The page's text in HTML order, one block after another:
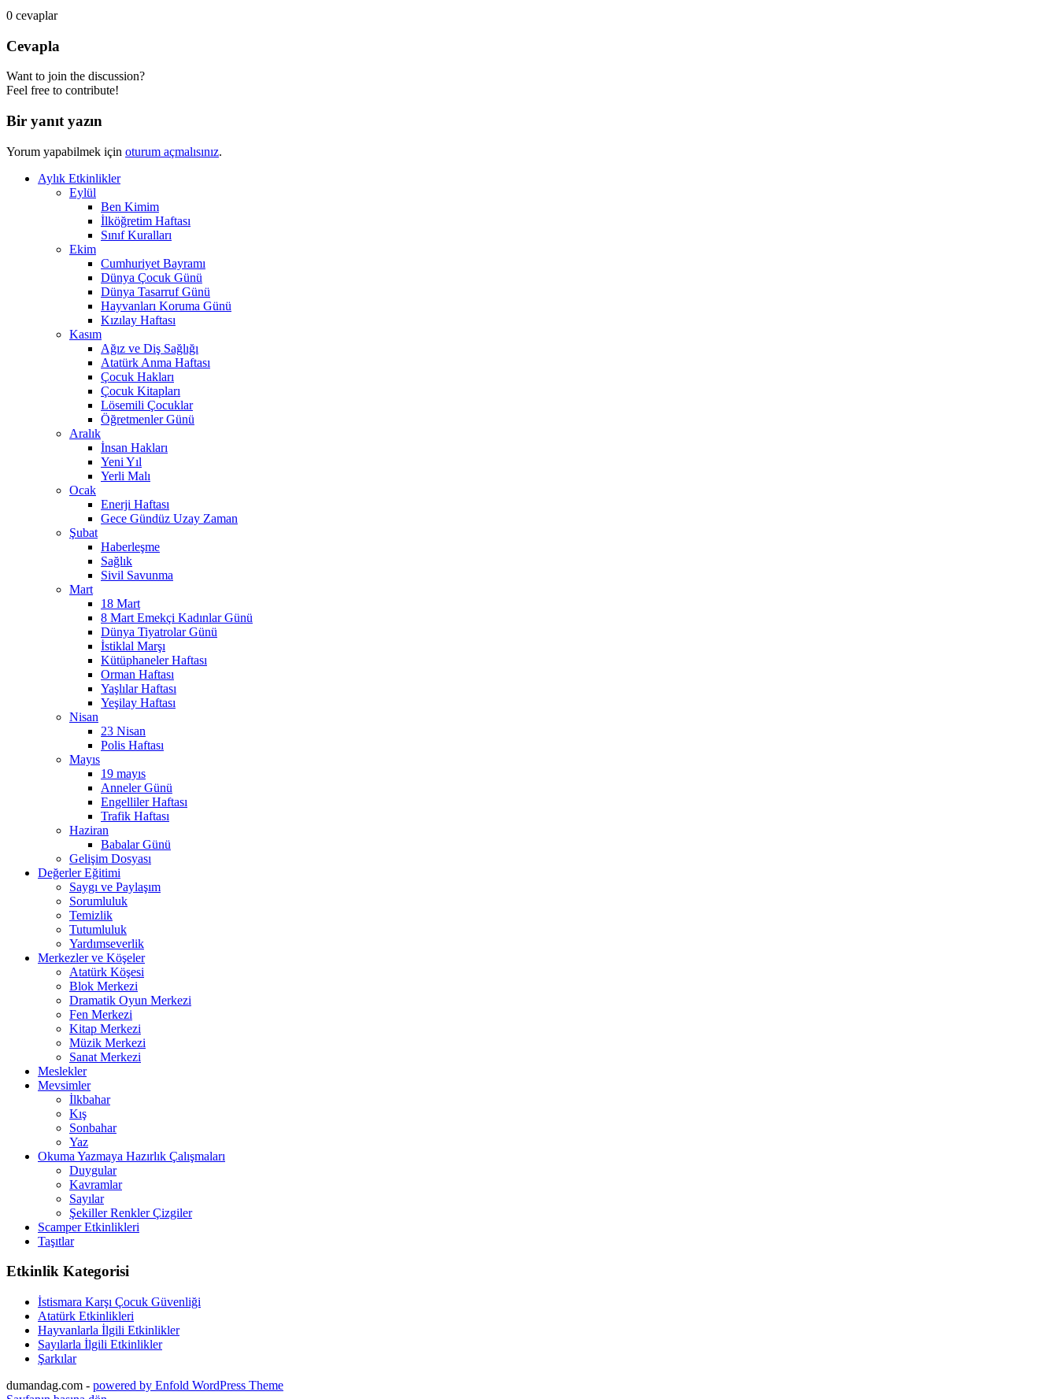
0 cevaplar
Cevapla
Want to join the discussion?
Feel free to contribute!
Bir yanıt yazın
Yorum yapabilmek için oturum açmalısınız.
Aylık Etkinlikler
Eylül
Ben Kimim
İlköğretim Haftası
Sınıf Kuralları
Ekim
Cumhuriyet Bayramı
Dünya Çocuk Günü
Dünya Tasarruf Günü
Hayvanları Koruma Günü
Kızılay Haftası
Kasım
Ağız ve Diş Sağlığı
Atatürk Anma Haftası
Çocuk Hakları
Çocuk Kitapları
Lösemili Çocuklar
Öğretmenler Günü
Aralık
İnsan Hakları
Yeni Yıl
Yerli Malı
Ocak
Enerji Haftası
Gece Gündüz Uzay Zaman
Şubat
Haberleşme
Sağlık
Sivil Savunma
Mart
18 Mart
8 Mart Emekçi Kadınlar Günü
Dünya Tiyatrolar Günü
İstiklal Marşı
Kütüphaneler Haftası
Orman Haftası
Yaşlılar Haftası
Yeşilay Haftası
Nisan
23 Nisan
Polis Haftası
Mayıs
19 mayıs
Anneler Günü
Engelliler Haftası
Trafik Haftası
Haziran
Babalar Günü
Gelişim Dosyası
Değerler Eğitimi
Saygı ve Paylaşım
Sorumluluk
Temizlik
Tutumluluk
Yardımseverlik
Merkezler ve Köşeler
Atatürk Köşesi
Blok Merkezi
Dramatik Oyun Merkezi
Fen Merkezi
Kitap Merkezi
Müzik Merkezi
Sanat Merkezi
Meslekler
Mevsimler
İlkbahar
Kış
Sonbahar
Yaz
Okuma Yazmaya Hazırlık Çalışmaları
Duygular
Kavramlar
Sayılar
Şekiller Renkler Çizgiler
Scamper Etkinlikleri
Taşıtlar
Etkinlik Kategorisi
İstismara Karşı Çocuk Güvenliği
Atatürk Etkinlikleri
Hayvanlarla İlgili Etkinlikler
Sayılarla İlgili Etkinlikler
Şarkılar
dumandag.com - powered by Enfold WordPress Theme